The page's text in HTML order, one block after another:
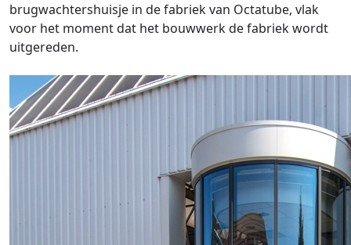
brugwachtershuisje in de fabriek van Octatube, vlak
voor het moment dat het bouwwerk de fabriek wordt
uitgereden.